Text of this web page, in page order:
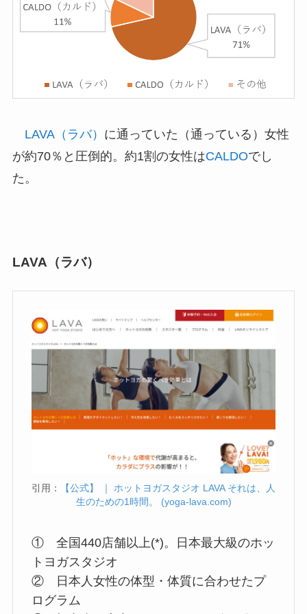
LAVA（ラバ） に通っていた（通っている）女性
が約70％と圧倒的。約1割の女性はCALDOでし
た。
LAVA（ラバ）
引用：
【公式】 ｜ ホットヨガスタジオ LAVA それは、人
生のための1時間。 (yoga-lava.com)
① 全国440店舗以上(*)。日本最大級のホッ
トヨガスタジオ
② 日本人女性の体型・体質に合わせたプ
ログラム